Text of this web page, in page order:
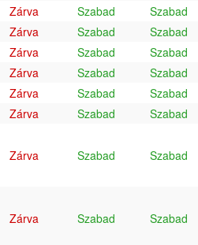
Zárva Szabad
Szabad
Zárva Szabad
Szabad
Zárva Szabad
Szabad
Zárva Szabad
Szabad
Zárva Szabad
Szabad
Zárva Szabad
Szabad
Zárva Szabad Szabad
Zárva Szabad Szabad